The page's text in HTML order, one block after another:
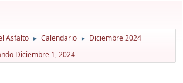
Asfalto ► Calendario ► Diciembre 2024
Diciembre 1, 2024